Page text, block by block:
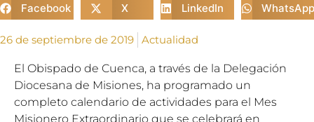
Facebook X LinkedIn WhatsApp
26 de septiembre de 2019 Actualidad
El Obispado de Cuenca, a través de la Delegación
Diocesana de Misiones, ha programado un
completo calendario de actividades para el Mes
Misionero Extraordinario que se celebrará en